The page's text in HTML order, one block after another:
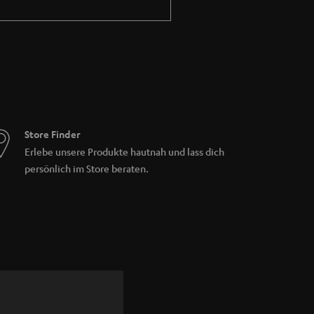
notwendig).
Store Finder
Erlebe unsere Produkte hautnah und lass dich
persönlich im Store beraten.